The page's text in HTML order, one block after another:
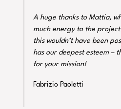
A huge thanks to Mattia,
much energy to the
this wouldn’t have been
has our deepest esteem –
for your mission!
Fabrizio Paoletti